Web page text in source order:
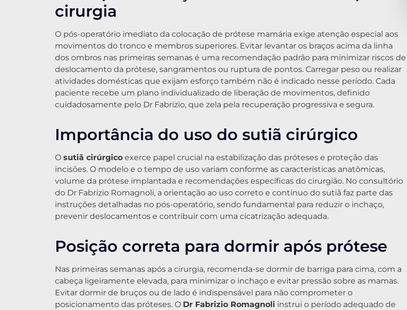
cirurgia
O pós-operatório imediato da colocação de prótese mamária exige atenção especial aos
movimentos do tronco e membros superiores. Evitar levantar os braços acima da linha
dos ombros nas primeiras semanas é uma recomendação padrão para minimizar riscos de
deslocamento da prótese, sangramentos ou ruptura de pontos. Carregar peso ou realizar
atividades domésticas que exijam esforço também não é indicado nesse período. Cada
paciente recebe um plano individualizado de liberação de movimentos, definido
cuidadosamente pelo Dr Fabrizio, que zela pela recuperação progressiva e segura.
Importância do uso do sutiã cirúrgico
O sutiã cirúrgico exerce papel crucial na estabilização das próteses e proteção das
incisões. O modelo e o tempo de uso variam conforme as características anatômicas,
volume da prótese implantada e recomendações específicas do cirurgião. No consultório
do Dr Fabrizio Romagnoli, a orientação ao uso correto e contínuo do sutiã faz parte das
instruções detalhadas no pós-operatório, sendo fundamental para reduzir o inchaço,
prevenir deslocamentos e contribuir com uma cicatrização adequada.
Posição correta para dormir após prótese
Nas primeiras semanas após a cirurgia, recomenda-se dormir de barriga para cima, com a
cabeça ligeiramente elevada, para minimizar o inchaço e evitar pressão sobre as mamas.
Evitar dormir de bruços ou de lado é indispensável para não comprometer o
posicionamento das próteses. O Dr Fabrizio Romagnoli instrui o período adequado de